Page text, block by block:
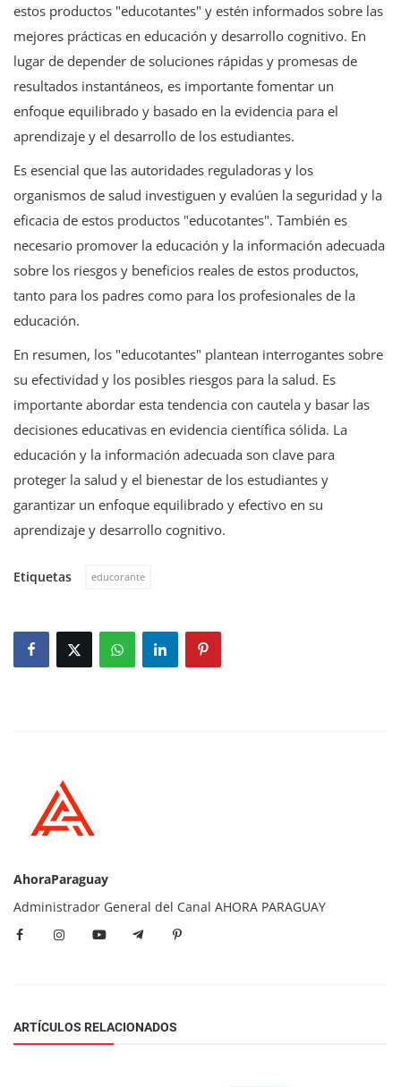
estos productos "educotantes" y estén informados sobre las
mejores prácticas en educación y desarrollo cognitivo. En
lugar de depender de soluciones rápidas y promesas de
resultados instantáneos, es importante fomentar un
enfoque equilibrado y basado en la evidencia para el
aprendizaje y el desarrollo de los estudiantes.
Es esencial que las autoridades reguladoras y los
organismos de salud investiguen y evalúen la seguridad y la
eficacia de estos productos "educotantes". También es
necesario promover la educación y la información adecuada
sobre los riesgos y beneficios reales de estos productos,
tanto para los padres como para los profesionales de la
educación.
En resumen, los "educotantes" plantean interrogantes sobre
su efectividad y los posibles riesgos para la salud. Es
importante abordar esta tendencia con cautela y basar las
decisiones educativas en evidencia científica sólida. La
educación y la información adecuada son clave para
proteger la salud y el bienestar de los estudiantes y
garantizar un enfoque equilibrado y efectivo en su
aprendizaje y desarrollo cognitivo.
Etiquetas educorante
AhoraParaguay
Administrador General del Canal AHORA PARAGUAY
ARTÍCULOS RELACIONADOS